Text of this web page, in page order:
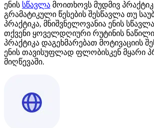
ენის სწავლა მოითხოვს მუდმივ
გრამატიკული წესების შესწავლა თუ
პრაქტიკა, მნიშვნელოვანია ენის
თქვენი ყოველდღიური რუტინის
პრაქტიკა დაგეხმარებათ მოტივაციის
ენის თავისუფლად ფლობისკენ მყარი
მიღწევაში.